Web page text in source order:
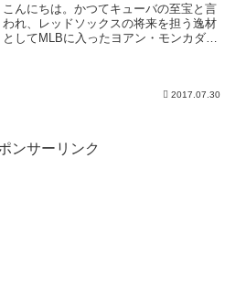
こんにちは。かつてキューバの至宝と言
われ、レッドソックスの将来を担う逸材
としてMLBに入ったヨアン・モンカダ。
2017.07.30
ンサーリンク